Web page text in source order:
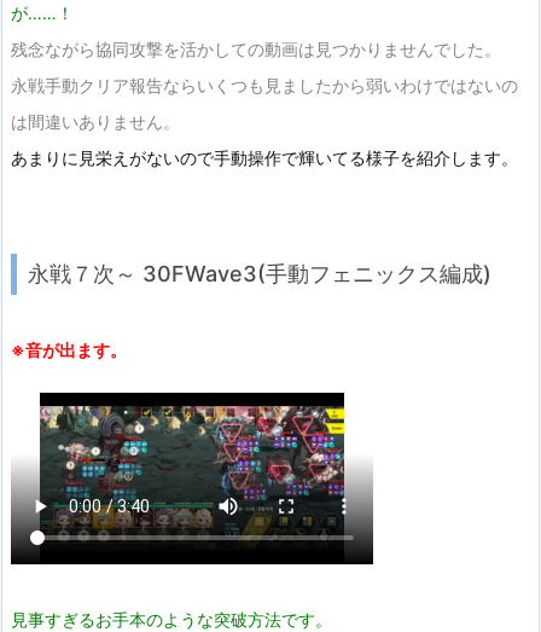
が……！
残念ながら協同攻撃を活かしての動画は見つかりませんでした。
永戦手動クリア報告ならいくつも見ましたから弱いわけではないの
は間違いありません。
あまりに見栄えがないので手動操作で輝いてる様子を紹介します。
永戦７次～ 30FWave3(手動フェニックス編成)
※音が出ます。
見事すぎるお手本のような突破方法です。